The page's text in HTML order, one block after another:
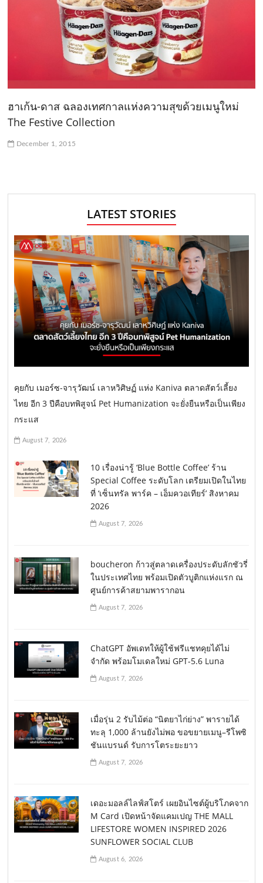
ฮาเก้น-ดาส ฉลองเทศกาลแห่งความสุขด้วยเมนูใหม่
The Festive Collection
December 1, 2015
LATEST STORIES
คุยกับ เมอร์ซ-จารุวัฒน์ เลาหวิศิษฏ์ แห่ง Kaniva ตลาดสัตว์เลี้ยง
ไทย อีก 3 ปีคือบทพิสูจน์ Pet Humanization จะยั่งยืนหรือเป็นเพียง
กระแส
August 7, 2026
10 เรื่องน่ารู้ ‘Blue Bottle Coffee’ ร้าน
Special Coffee ระดับโลก เตรียมเปิดในไทย
ที่ ‘เซ็นทรัล พาร์ค – เอ็มควอเทียร์’ สิงหาคม
2026
August 7, 2026
boucheron ก้าวสู่ตลาดเครื่องประดับลักชัวรี่
ในประเทศไทย พร้อมเปิดตัวบูติกแห่งแรก ณ
ศูนย์การค้าสยามพารากอน
August 7, 2026
ChatGPT อัพเดทให้ผู้ใช้ฟรีแชทคุยได้ไม่
จำกัด พร้อมโมเดลใหม่ GPT-5.6 Luna
August 7, 2026
เมื่อรุ่น 2 รับไม้ต่อ “นิตยาไก่ย่าง” พารายได้
ทะลุ 1,000 ล้านยังไม่พอ ขอขยายเมนู–รีโพซิ
ชันแบรนด์ รับการโตระยะยาว
August 7, 2026
เดอะมอลล์ไลฟ์สโตร์ เผยอินไซต์ผู้บริโภคจาก
M Card เปิดหน้าจัดแคมเปญ THE MALL
LIFESTORE WOMEN INSPIRED 2026
SUNFLOWER SOCIAL CLUB
August 6, 2026